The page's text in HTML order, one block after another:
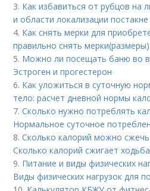
3. Как избавиться от рубцов на
и области локализации постакне
4. Как снять мерки для
правильно снять
5. Можно ли посещать баню во
Эстроген и прогестерон
6. Как уложиться в суточную
тело: расчет дневной нормы
7.Сколько нужно потреблять
Нормальное суточное
8.Сколько калорий можно
Сколько калорий сжигает
9. Питание и виды физических
Виды физических нагрузок для